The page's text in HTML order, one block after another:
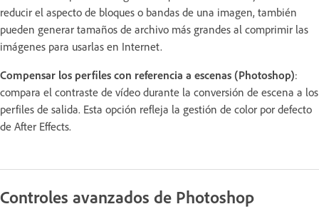
reducir el aspecto de bloques o bandas de una imagen, también
pueden generar tamaños de archivo más grandes al comprimir las
imágenes para usarlas en Internet.
Compensar los perfiles con referencia a escenas (Photoshop):
compara el contraste de vídeo durante la conversión de escena a los
perfiles de salida. Esta opción refleja la gestión de color por defecto
de After Effects.
Controles avanzados de Photoshop